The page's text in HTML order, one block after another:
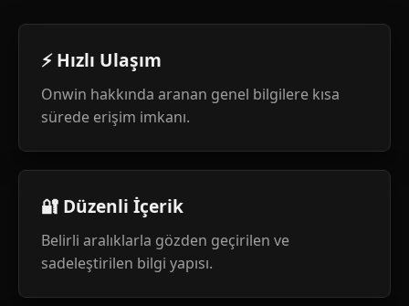
⚡ Hızlı Ulaşım
Onwin hakkında aranan genel bilgilere kısa
sürede erişim imkanı.
🔐 Düzenli İçerik
Belirli aralıklarla gözden geçirilen ve
sadeleştirilen bilgi yapısı.